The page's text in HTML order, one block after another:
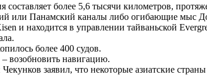
более 5,6 тысячи километров,
или Панамский каналы либо огибающие мыс
и находится в управлении тайваньской
более 400 судов.
– возобновить навигацию.
заявил, что некоторые азиатские